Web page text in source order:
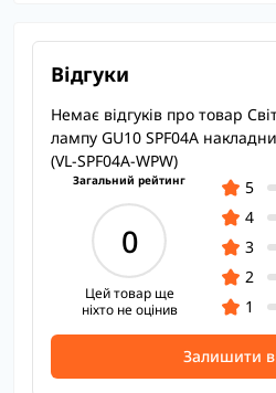
Відгуки
Немає відгуків про товар
лампу GU10 SPF04A
(VL-SPF04A-WPW)
Загальний рейтинг
0
Цей товар ще
ніхто не оцінив
5
4
3
2
1
Залишити